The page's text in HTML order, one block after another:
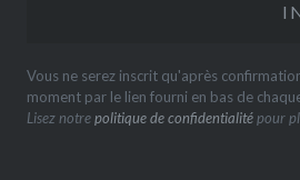
Vous ne serez inscrit qu'après
moment par le lien fourni en bas de
Lisez notrepolitique de confidentialitépour